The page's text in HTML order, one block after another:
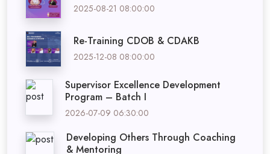
2025-08-21 08:00:00
Re-Training CDOB & CDAKB
2025-12-08 08:00:00
Supervisor Excellence Development
Program – Batch I
2026-07-09 06:30:00
Developing Others Through Coaching
& Mentoring